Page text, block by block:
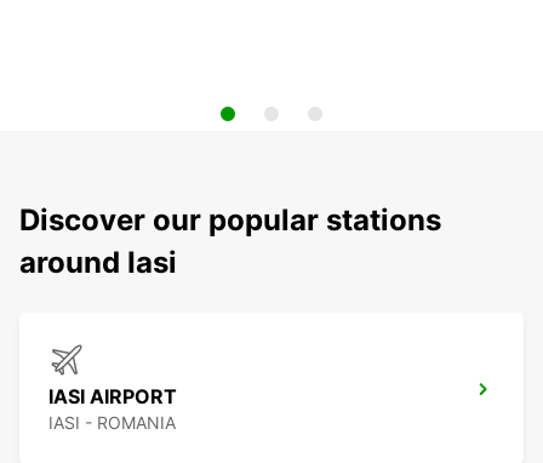
Discover our popular stations
around Iasi
IASI AIRPORT
IASI - ROMANIA